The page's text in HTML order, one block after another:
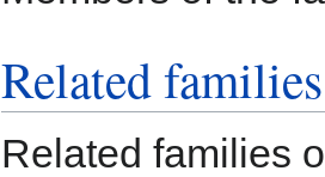
Related families
Related families